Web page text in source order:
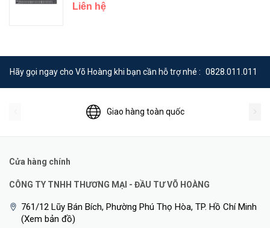
Mạng Riêng Cho Game Thủ
Liên hệ
Hãy gọi ngay cho Võ Hoàng khi bạn cần hỗ trợ nhé : 0828.011.011
Giao hàng toàn quốc
Cửa hàng chính
CÔNG TY TNHH THƯƠNG MẠI - ĐẦU TƯ VÕ HOÀNG
761/12 Lũy Bán Bích, Phường Phú Thọ Hòa, TP. Hồ Chí Minh
(Xem bản đồ)